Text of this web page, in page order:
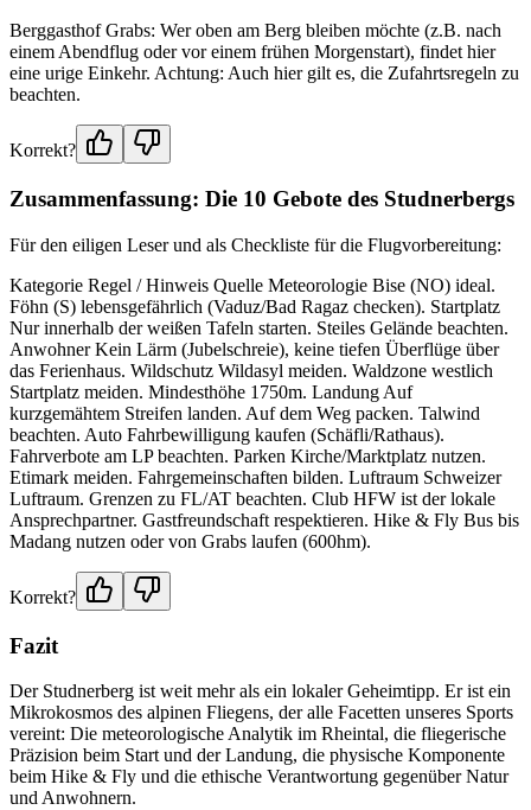
Berggasthof Grabs: Wer oben am Berg bleiben möchte (z.B. nach
einem Abendflug oder vor einem frühen Morgenstart), findet hier
eine urige Einkehr. Achtung: Auch hier gilt es, die Zufahrtsregeln zu
beachten.
Korrekt?
Zusammenfassung: Die 10 Gebote des Studnerbergs
Für den eiligen Leser und als Checkliste für die Flugvorbereitung:
Kategorie Regel / Hinweis Quelle Meteorologie Bise (NO) ideal.
Föhn (S) lebensgefährlich (Vaduz/Bad Ragaz checken). Startplatz
Nur innerhalb der weißen Tafeln starten. Steiles Gelände beachten.
Anwohner Kein Lärm (Jubelschreie), keine tiefen Überflüge über
das Ferienhaus. Wildschutz Wildasyl meiden. Waldzone westlich
Startplatz meiden. Mindesthöhe 1750m. Landung Auf
kurzgemähtem Streifen landen. Auf dem Weg packen. Talwind
beachten. Auto Fahrbewilligung kaufen (Schäfli/Rathaus).
Fahrverbote am LP beachten. Parken Kirche/Marktplatz nutzen.
Etimark meiden. Fahrgemeinschaften bilden. Luftraum Schweizer
Luftraum. Grenzen zu FL/AT beachten. Club HFW ist der lokale
Ansprechpartner. Gastfreundschaft respektieren. Hike & Fly Bus bis
Madang nutzen oder von Grabs laufen (600hm).
Korrekt?
Fazit
Der Studnerberg ist weit mehr als ein lokaler Geheimtipp. Er ist ein
Mikrokosmos des alpinen Fliegens, der alle Facetten unseres Sports
vereint: Die meteorologische Analytik im Rheintal, die fliegerische
Präzision beim Start und der Landung, die physische Komponente
beim Hike & Fly und die ethische Verantwortung gegenüber Natur
und Anwohnern.